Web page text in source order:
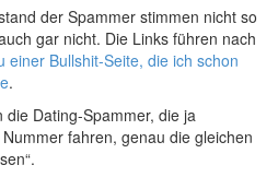
der Spammer stimmen nicht so
gar nicht. Die Links führen nach
einer Bullshit-Seite, die ich schon
.
Dating-Spammer, die ja
fahren, genau die gleichen